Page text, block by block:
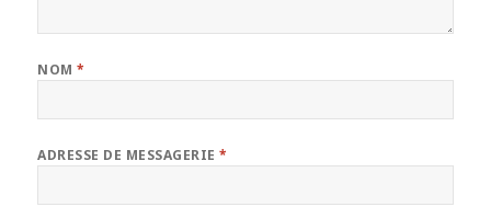
NOM*
ADRESSE DE MESSAGERIE*